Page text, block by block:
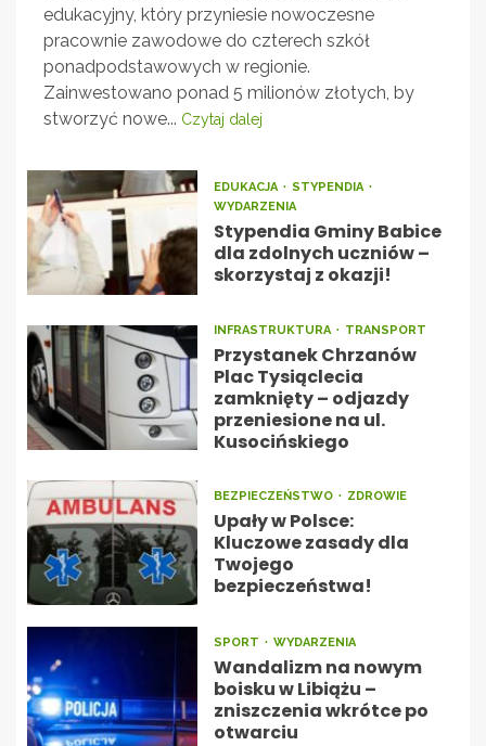
edukacyjny, który przyniesie nowoczesne
pracownie zawodowe do czterech szkół
ponadpodstawowych w regionie.
Zainwestowano ponad 5 milionów złotych, by
stworzyć nowe... Czytaj dalej
EDUKACJA
STYPENDIA
WYDARZENIA
Stypendia Gminy Babice
dla zdolnych uczniów –
skorzystaj z okazji!
INFRASTRUKTURA TRANSPORT
Przystanek Chrzanów
Plac Tysiąclecia
zamknięty – odjazdy
przeniesione na ul.
Kusocińskiego
BEZPIECZEŃSTWO ZDROWIE
Upały w Polsce:
Kluczowe zasady dla
Twojego
bezpieczeństwa!
SPORT WYDARZENIA
Wandalizm na nowym
boisku w Libiążu –
zniszczenia wkrótce po
otwarciu